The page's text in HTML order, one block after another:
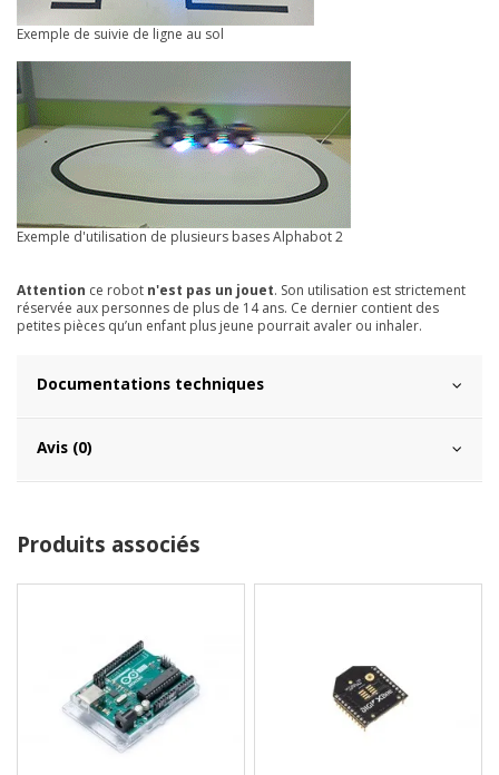
Exemple de suivie de ligne au sol
Exemple d'utilisation de plusieurs bases Alphabot 2
Attention ce robot n'est pas un jouet. Son utilisation est strictement
réservée aux personnes de plus de 14 ans. Ce dernier contient des
petites pièces qu’un enfant plus jeune pourrait avaler ou inhaler.
Documentations techniques
Avis (0)
Produits associés